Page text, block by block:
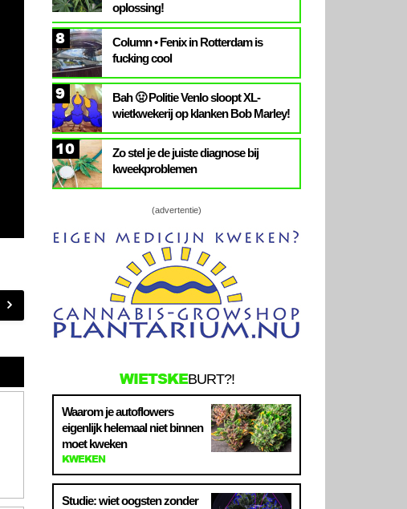
oplossing!
8
Column • Fenix in Rotterdam is
fucking cool
9
Bah 🤢 Politie Venlo sloopt XL-
wietkwekerij op klanken Bob Marley!
10
Zo stel je de juiste diagnose bij
kweekproblemen
(advertentie)
WIETSKEBURT?!
Waarom je autoflowers
eigenlijk helemaal niet binnen
moet kweken
KWEKEN
Studie: wiet oogsten zonder